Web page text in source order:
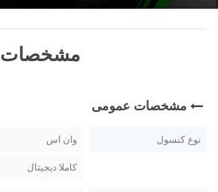
مشخصات
مشخصات عمومی
نوع کنسول وان اس
کاملا دیجیتال